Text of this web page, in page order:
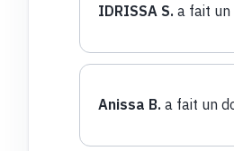
IDRISSA S. a fait
Anissa B. a fait un